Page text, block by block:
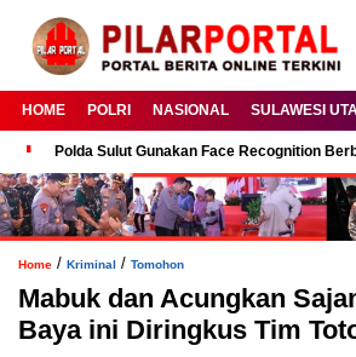
HOME POLRI NASIONAL SULAWESI
Polda Sulut Gunakan Face Recognition
Home / Kriminal / Tomohon
Mabuk dan Acungkan
Baya ini Diringkus Tim